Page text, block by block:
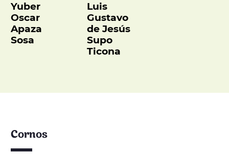
Yuber
Oscar
Apaza
Sosa
Luis
Gustavo
de Jesús
Supo
Ticona
Cornos